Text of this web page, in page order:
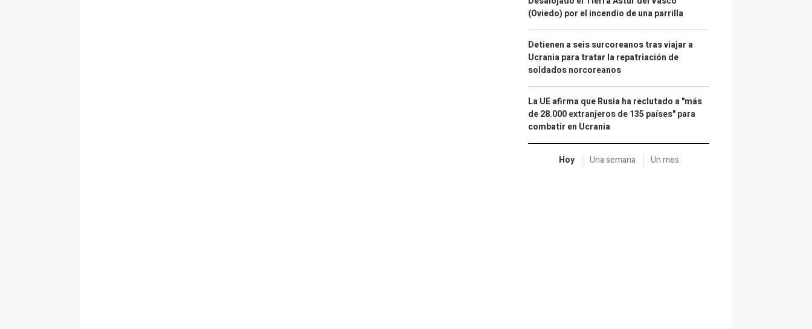
(Oviedo) por el incendio de una parrilla
Detienen a seis surcoreanos tras viajar a
Ucrania para tratar la repatriación de
soldados norcoreanos
La UE afirma que Rusia ha reclutado a "más
de 28.000 extranjeros de 135 países" para
combatir en Ucrania
Hoy Una semana Un mes